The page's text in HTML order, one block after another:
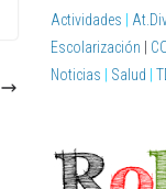
Actividades
Escolarización
Noticias
Salud